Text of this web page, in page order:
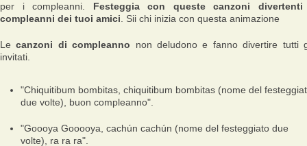
per i compleanni. Festeggia con queste canzoni
compleanni dei tuoi amici . Sii chi inizia con questa animazione
Lecanzoni di compleanno non deludono e fanno divertire tutti
invitati.
"Chiquitibum bombitas, chiquitibum bombitas (nome del
due volte), buon compleanno".
"Goooya Gooooya, cachún cachún (nome del festeggiato due
volte), ra ra ra".